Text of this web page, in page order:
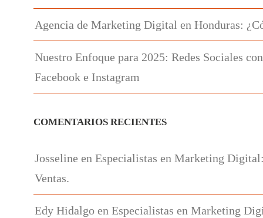
Agencia de Marketing Digital en Honduras:
Nuestro Enfoque para 2025: Redes Sociales
Facebook e Instagram
COMENTARIOS RECIENTES
Josseline enEspecialistas en Marketing
Ventas.
Edy Hidalgo enEspecialistas en Marketing